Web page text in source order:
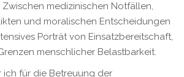
medizinischen Notfällen,
und moralischen Entscheidungen
Porträt von Einsatzbereitschaft,
menschlicher Belastbarkeit.
ich für die Betreuung der